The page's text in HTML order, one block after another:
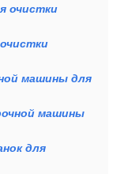
очистки
машины для
машины
для